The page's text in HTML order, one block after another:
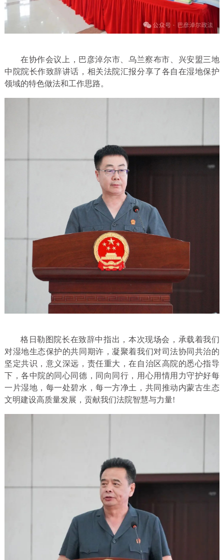
在协作会议上，巴彦淖尔市、乌兰察布市、兴安盟三地
中院院长作致辞讲话，相关法院汇报分享了各自在湿地保护
领域的特色做法和工作思路。
格日勒图院长在致辞中指出，本次现场会，承载着我们
对湿地生态保护的共同期许，凝聚着我们对司法协同共治的
坚定共识，意义深远，责任重大，在自治区高院的悉心指导
下，各中院的同心同德，同向同行，用心用情用力守护好每
一片湿地，每一处碧水，每一方净土，共同推动内蒙古生态
文明建设高质量发展，贡献我们法院智慧与力量!